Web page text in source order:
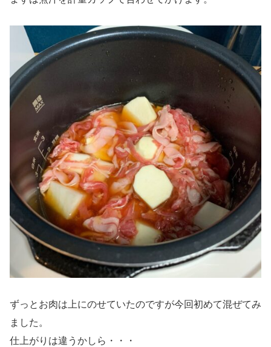
ずっとお肉は上にのせていたのですが今回初めて混ぜてみ
ました。
仕上がりは違うかしら・・・